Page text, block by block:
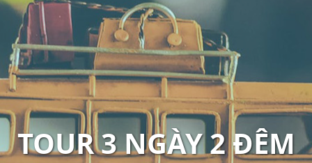
TOUR 3 NGÀY 2 ĐÊM